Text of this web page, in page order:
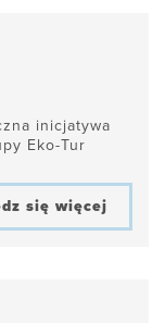
inicjatywa
Eko-Tur
się więcej